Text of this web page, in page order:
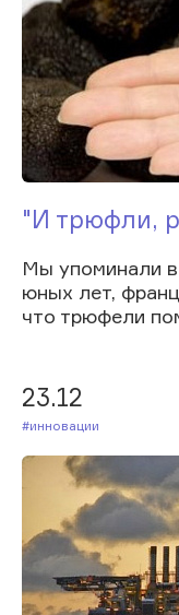
"И трюфли,
Мы упоминали
юных лет,
что трюфели
23.12
#Инновации